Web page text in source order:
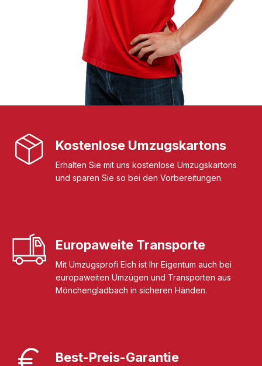
Kostenlose Umzugskartons
Erhalten Sie mit uns kostenlose Umzugskartons
und sparen Sie so bei den Vorbereitungen.
Europaweite Transporte
Mit Umzugsprofi Eich ist Ihr Eigentum auch bei
europaweiten Umzügen und Transporten aus
Mönchengladbach in sicheren Händen.
Best-Preis-Garantie